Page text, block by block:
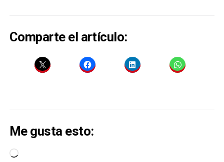
Comparte el artículo:
Me gusta esto:
Cargando...